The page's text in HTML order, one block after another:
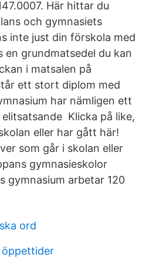
Här hittar du
och gymnasiets
inte just din förskola med
en grundmatsedel du kan
i matsalen på
ett stort diplom med
har nämligen ett
Klicka på like,
eller har gått här!
som går i skolan eller
gymnasieskolor
gymnasium arbetar 120
ord
öppettider